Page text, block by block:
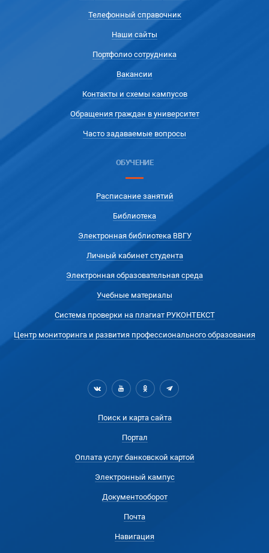
Телефонный справочник
Наши сайты
Портфолио сотрудника
Вакансии
Контакты и схемы кампусов
Обращения граждан в университет
Часто задаваемые вопросы
ОБУЧЕНИЕ
Расписание занятий
Библиотека
Электронная библиотека ВВГУ
Личный кабинет студента
Электронная образовательная среда
Учебные материалы
Система проверки на плагиат РУКОНТЕКСТ
Центр мониторинга и развития профессионального образования
Поиск и карта сайта
Портал
Оплата услуг банковской картой
Электронный кампус
Документооборот
Почта
Навигация